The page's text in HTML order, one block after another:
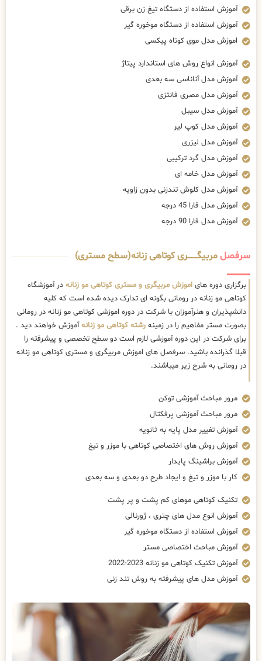
آموزش استفاده از دستگاه تیغ زن برقی
آموزش استفاده از دستگاه موخوره گیر
اموزش مدل موی کوتاه پیکسی
آموزش انواع روش های استاندارد پیتاژ
آموزش مدل آناناسی سه بعدی
آموزش مدل مصری فانتزی
آموزش مدل سیبل
آموزش مدل کوپ لیر
آموزش مدل لیزری
آموزش مدل گرد ترکیبی
آموزش مدل خامه ای
آموزش مدل کلوش تندزنی بدون زاویه
آموزش مدل فارا 45 درجه
آموزش مدل فارا 90 درجه
سرفصلمربیگــــــــری کوتاهی زنانه(سطح مستری)
برگزاری دوره های اموزش مربیگری و مستری کوتاهی مو زنانه در آموزشگاه
کوتاهی مو زنانه در رومانی بگونه ای تدارک دیده شده است که کلیه
دانشپذیران و هنرآموزان با شرکت در دوره اموزشی کوتاهی مو زنانه در رومانی
بصورت مستر مفاهیم را در زمینه رشته کوتاهی مو زنانهآموزش خواهند دید .
برای شرکت در این دوره آموزشی لازم است دو سطح تخصصی و پیشرفته را
قبلا گذرانده باشید. سرفصل های اموزش مربیگری و مستری کوتاهی مو زنانه
در رومانی به شرح زیر میباشند.
مرور مباحث آموزشی توکن
مرور مباحث آموزشی پرفکتال
آموزش تغییر مدل پایه به ثانویه
آموزش روش های اختصاصی کوتاهی با موزر و تیغ
آموزش براشینگ پایدار
کار با موزر و تیغ و ایجاد طرح دو بعدی و سه بعدی
تکنیک کوتاهی موهای کم پشت و پر پشت
آموزش انوع مدل های چتری ، ژورنالی
آموزش استفاده از دستگاه موخوره گیر
آموزش مباحث اختصاصی مستر
آموزش تکنیک کوتاهی مو زنانه 2023-2022
آموزش مدل های پیشرفته به روش تند زنی